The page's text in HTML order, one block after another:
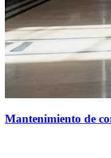
Mantenimiento de